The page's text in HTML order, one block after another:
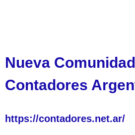
Nueva
Contadores
https://contadores.net.ar/